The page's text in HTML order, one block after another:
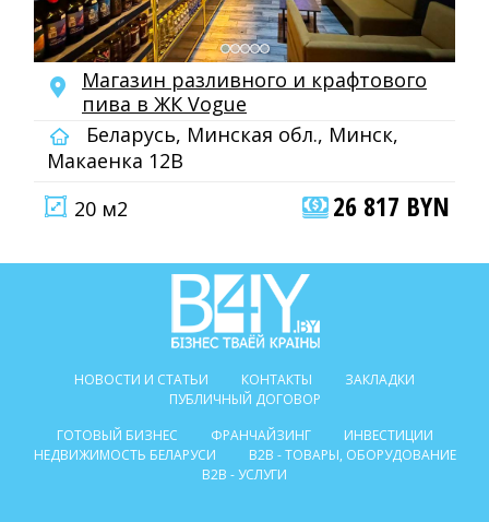
Магазин разливного и крафтового
пива в ЖК Vogue
Беларусь, Минская обл., Минск,
Макаенка 12В
20 м2
26 817 BYN
НОВОСТИ И СТАТЬИ КОНТАКТЫ
ЗАКЛАДКИ
ПУБЛИЧНЫЙ ДОГОВОР
ГОТОВЫЙ БИЗНЕС
ФРАНЧАЙЗИНГ
ИНВЕСТИЦИИ
НЕДВИЖИМОСТЬ БЕЛАРУСИ
B2B - ТОВАРЫ, ОБОРУДОВАНИЕ
B2B - УСЛУГИ